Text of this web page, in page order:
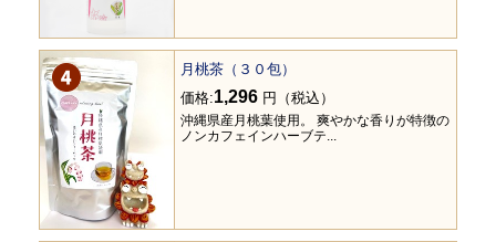
月桃茶（３０包）
価格:1,296 円（税込）
沖縄県産月桃葉使用。 爽やかな香りが特徴の
ノンカフェインハーブテ...